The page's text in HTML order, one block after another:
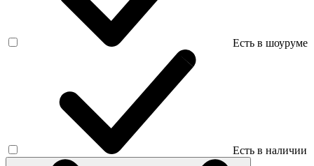
Есть в шоуруме
Есть в наличии